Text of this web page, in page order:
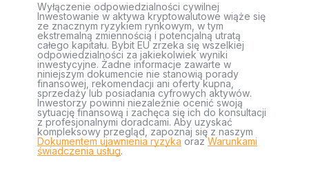
Wyłączenie odpowiedzialności cywilnej
Inwestowanie w aktywa kryptowalutowe wiąże się
ze znacznym ryzykiem rynkowym, w tym
ekstremalną zmiennością i potencjalną utratą
całego kapitału. Bybit EU zrzeka się wszelkiej
odpowiedzialności za jakiekolwiek wyniki
inwestycyjne. Żadne informacje zawarte w
niniejszym dokumencie nie stanowią porady
finansowej, rekomendacji ani oferty kupna,
sprzedaży lub posiadania cyfrowych aktywów.
Inwestorzy powinni niezależnie ocenić swoją
sytuację finansową i zachęca się ich do konsultacji
z profesjonalnymi doradcami. Aby uzyskać
kompleksowy przegląd, zapoznaj się z naszym
Dokumentem ujawnienia ryzyka orazWarunkami
świadczenia usług.